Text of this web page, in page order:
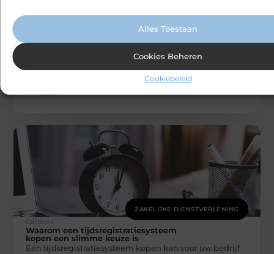
Alles Toestaan
Cookies Beheren
Cookiebeleid
De unieke boekhoudkundige vereisten
Vrije beroepen zoals advocaten, artsen en architecten
in Oostende hebben specifieke boekhoudkundige
behoeften die niet altijd overeenkomen met de
ZAKELIJKE DIENSTVERLENING
Carlinks
Waarom een tijdsregistratiesysteem
kopen een slimme keuze is
Een tijdsregistratiesysteem kopen kan voor uw bedrijf